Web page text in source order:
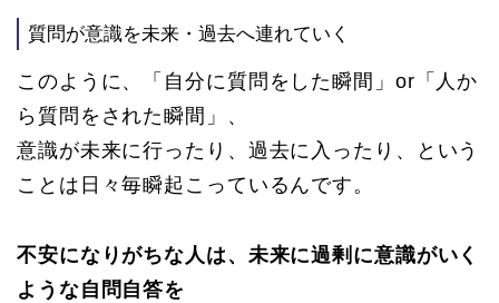
質問が意識を未来・過去へ連れていく
このように、「自分に質問をした瞬間」or「人か
ら質問をされた瞬間」、
意識が未来に行ったり、過去に入ったり、という
ことは日々毎瞬起こっているんです。
不安になりがちな人は、未来に過剰に意識がいく
ような自問自答を